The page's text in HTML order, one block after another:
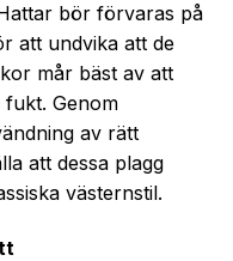
bör förvaras på
att undvika att de
mår bäst av att
Genom
av rätt
att dessa plagg
västernstil.